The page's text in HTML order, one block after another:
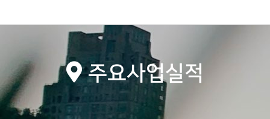
주요사업실적